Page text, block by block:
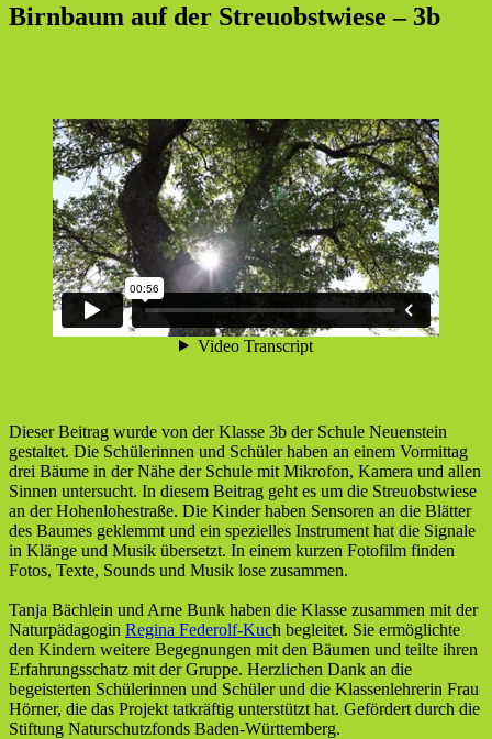
Birnbaum auf der Streuobstwiese – 3b
Dieser Beitrag wurde von der Klasse 3b der Schule Neuenstein
gestaltet. Die Schülerinnen und Schüler haben an einem Vormittag
drei Bäume in der Nähe der Schule mit Mikrofon, Kamera und allen
Sinnen untersucht. In diesem Beitrag geht es um die Streuobstwiese
an der Hohenlohestraße. Die Kinder haben Sensoren an die Blätter
des Baumes geklemmt und ein spezielles Instrument hat die Signale
in Klänge und Musik übersetzt. In einem kurzen Fotofilm finden
Fotos, Texte, Sounds und Musik lose zusammen.
Tanja Bächlein und Arne Bunk haben die Klasse zusammen mit der
Naturpädagogin Regina Federolf-Kuch begleitet. Sie ermöglichte
den Kindern weitere Begegnungen mit den Bäumen und teilte ihren
Erfahrungsschatz mit der Gruppe. Herzlichen Dank an die
begeisterten Schülerinnen und Schüler und die Klassenlehrerin Frau
Hörner, die das Projekt tatkräftig unterstützt hat. Gefördert durch die
Stiftung Naturschutzfonds Baden-Württemberg.